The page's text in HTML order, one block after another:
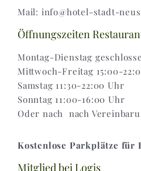
Versand & Lieferung
Mail: info@hotel-stadt-
Öffnungszeiten
Montag-Dienstag
Mittwoch-Freitag 15:00-
Samstag 11:30-22:00 Uhr
Sonntag 11:00-16:00 Uhr
Oder nach nach
Kostenlose Parkplätze für
Mitglied bei Logis